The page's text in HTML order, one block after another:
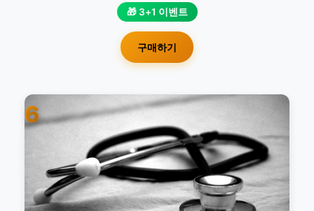
🎁 3+1 이벤트
구매하기
6